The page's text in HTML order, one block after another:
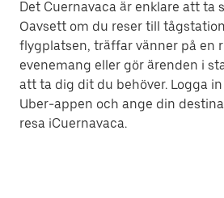
Det Cuernavaca är enklare att ta
Oavsett om du reser till
flygplatsen, träffar vänner på en
evenemang eller gör ärenden i
att ta dig dit du behöver. Logga
Uber-appen och ange din
resa iCuernavaca.